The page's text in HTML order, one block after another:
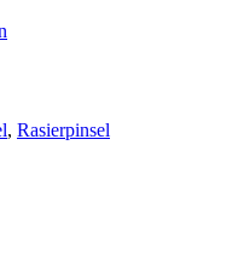
, Rasierpinsel